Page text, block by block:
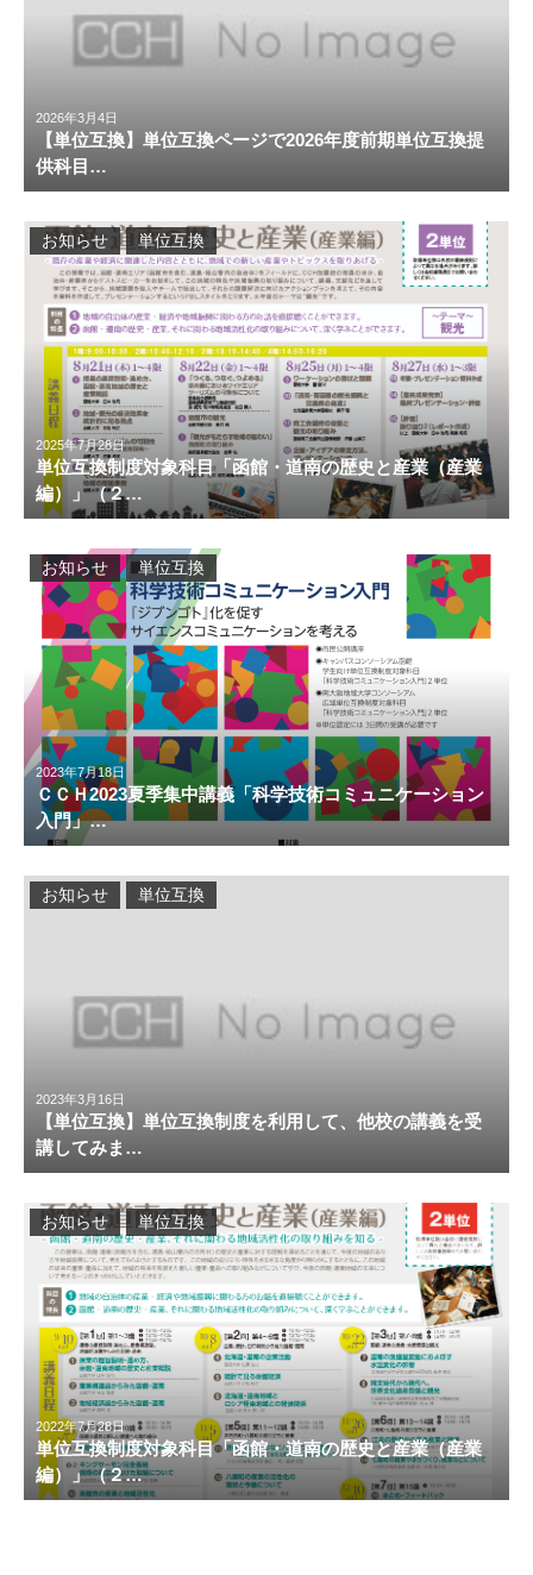
2026年3月4日
【単位互換】単位互換ページで2026年度前期単位互換提
供科目…
2025年7月28日
単位互換制度対象科目「函館・道南の歴史と産業（産業
編）」（２…
お知らせ 単位互換
2023年7月18日
ＣＣＨ2023夏季集中講義「科学技術コミュニケーション
入門」…
お知らせ 単位互換
2023年3月16日
【単位互換】単位互換制度を利用して、他校の講義を受
講してみま…
お知らせ 単位互換
2022年7月28日
単位互換制度対象科目「函館・道南の歴史と産業（産業
編）」（２…
お知らせ 単位互換